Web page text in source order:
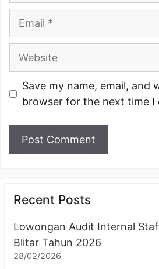
Website
Save my name, email, and
browser for the next time I
Recent Posts
Lowongan Audit Internal
Blitar Tahun 2026
28/02/2026